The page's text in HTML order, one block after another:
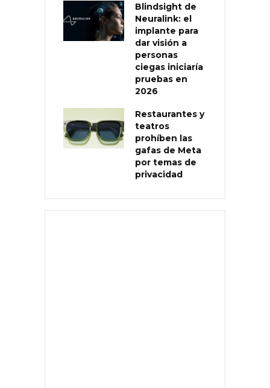
Blindsight de
Neuralink: el
implante para
dar visión a
personas
ciegas iniciaría
pruebas en
2026
Restaurantes y
teatros
prohíben las
gafas de Meta
por temas de
privacidad